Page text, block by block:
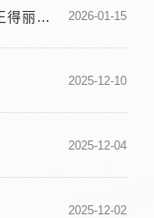
电催化 2026-01-15
2025-12-10
2025-12-04
2025-12-02